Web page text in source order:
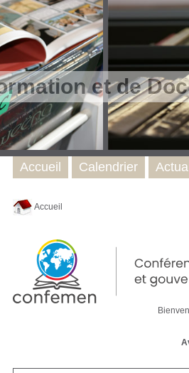
et de
Accueil
Accueil Calendrier